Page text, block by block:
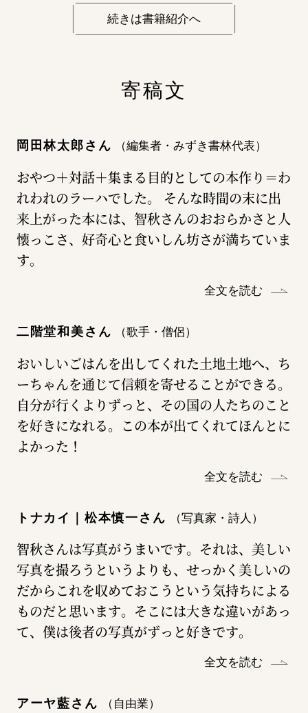
続きは書籍紹介へ
寄稿文
岡田林太郎さん （編集者・みずき書林代表）
おやつ＋対話＋集まる目的としての本作り＝わ
れわれのラーハでした。 そんな時間の末に出
来上がった本には、智秋さんのおおらかさと人
懐っこさ、好奇心と食いしん坊さが満ちていま
す。
全文を読む
二階堂和美さん （歌手・僧侶）
おいしいごはんを出してくれた土地土地へ、ち
ーちゃんを通じて信頼を寄せることができる。
自分が行くよりずっと、その国の人たちのこと
を好きになれる。この本が出てくれてほんとに
よかった！
全文を読む
トナカイ｜松本慎一さん （写真家・詩人）
智秋さんは写真がうまいです。それは、美しい
写真を撮ろうというよりも、せっかく美しいの
だからこれを収めておこうという気持ちによる
ものだと思います。そこには大きな違いがあっ
て、僕は後者の写真がずっと好きです。
全文を読む
アーヤ藍さん （自由業）